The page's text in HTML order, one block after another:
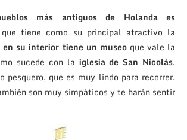
más antiguos de Holanda es
tiene como su principal atractivo la
en su interior tiene un museo que vale la
sucede con la iglesia de San Nicolás.
pesquero, que es muy lindo para recorrer.
son muy simpáticos y te harán sentir